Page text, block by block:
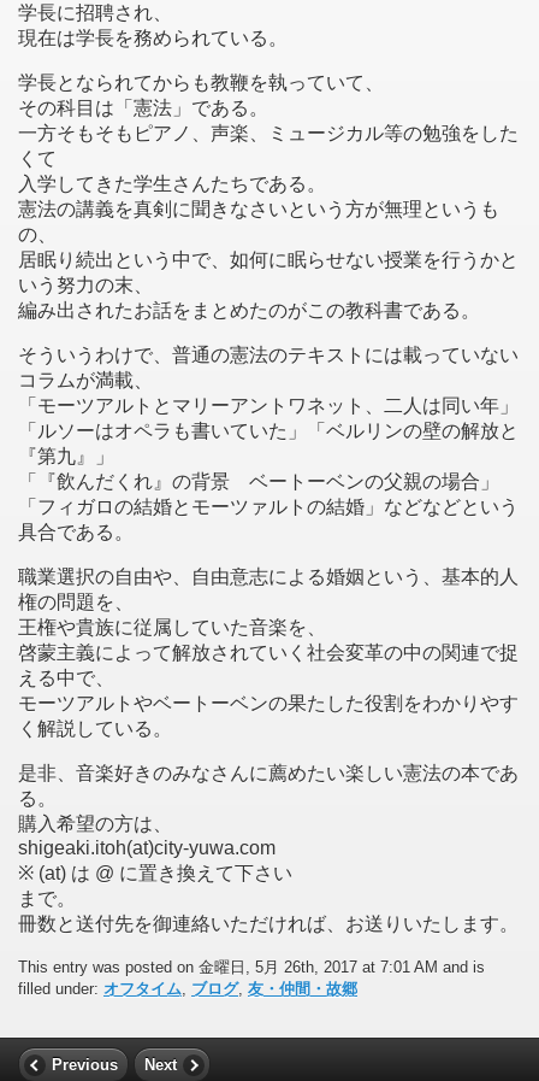
学長に招聘され、
現在は学長を務められている。
学長となられてからも教鞭を執っていて、
その科目は「憲法」である。
一方そもそもピアノ、声楽、ミュージカル等の勉強をした
くて
入学してきた学生さんたちである。
憲法の講義を真剣に聞きなさいという方が無理というも
の、
居眠り続出という中で、如何に眠らせない授業を行うかと
いう努力の末、
編み出されたお話をまとめたのがこの教科書である。
そういうわけで、普通の憲法のテキストには載っていない
コラムが満載、
「モーツアルトとマリーアントワネット、二人は同い年」
「ルソーはオペラも書いていた」「ベルリンの壁の解放と
『第九』」
「『飲んだくれ』の背景 ベートーベンの父親の場合」
「フィガロの結婚とモーツァルトの結婚」などなどという
具合である。
職業選択の自由や、自由意志による婚姻という、基本的人
権の問題を、
王権や貴族に従属していた音楽を、
啓蒙主義によって解放されていく社会変革の中の関連で捉
える中で、
モーツアルトやベートーベンの果たした役割をわかりやす
く解説している。
是非、音楽好きのみなさんに薦めたい楽しい憲法の本であ
る。
購入希望の方は、
shigeaki.itoh(at)city-yuwa.com
※ (at) は @ に置き換えて下さい
まで。
冊数と送付先を御連絡いただければ、お送りいたします。
This entry was posted on 金曜日, 5月 26th, 2017 at 7:01 AM and is
filled under: オフタイム, ブログ, 友・仲間・故郷
Previous Next